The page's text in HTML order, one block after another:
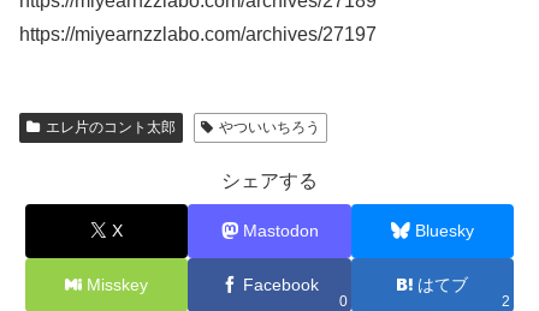
https://miyearnzzlabo.com/archives/27197
エレ片のコント太郎 やついいちろう
シェアする
X Mastodon Bluesky
Misskey Facebook
0
はてブ
2